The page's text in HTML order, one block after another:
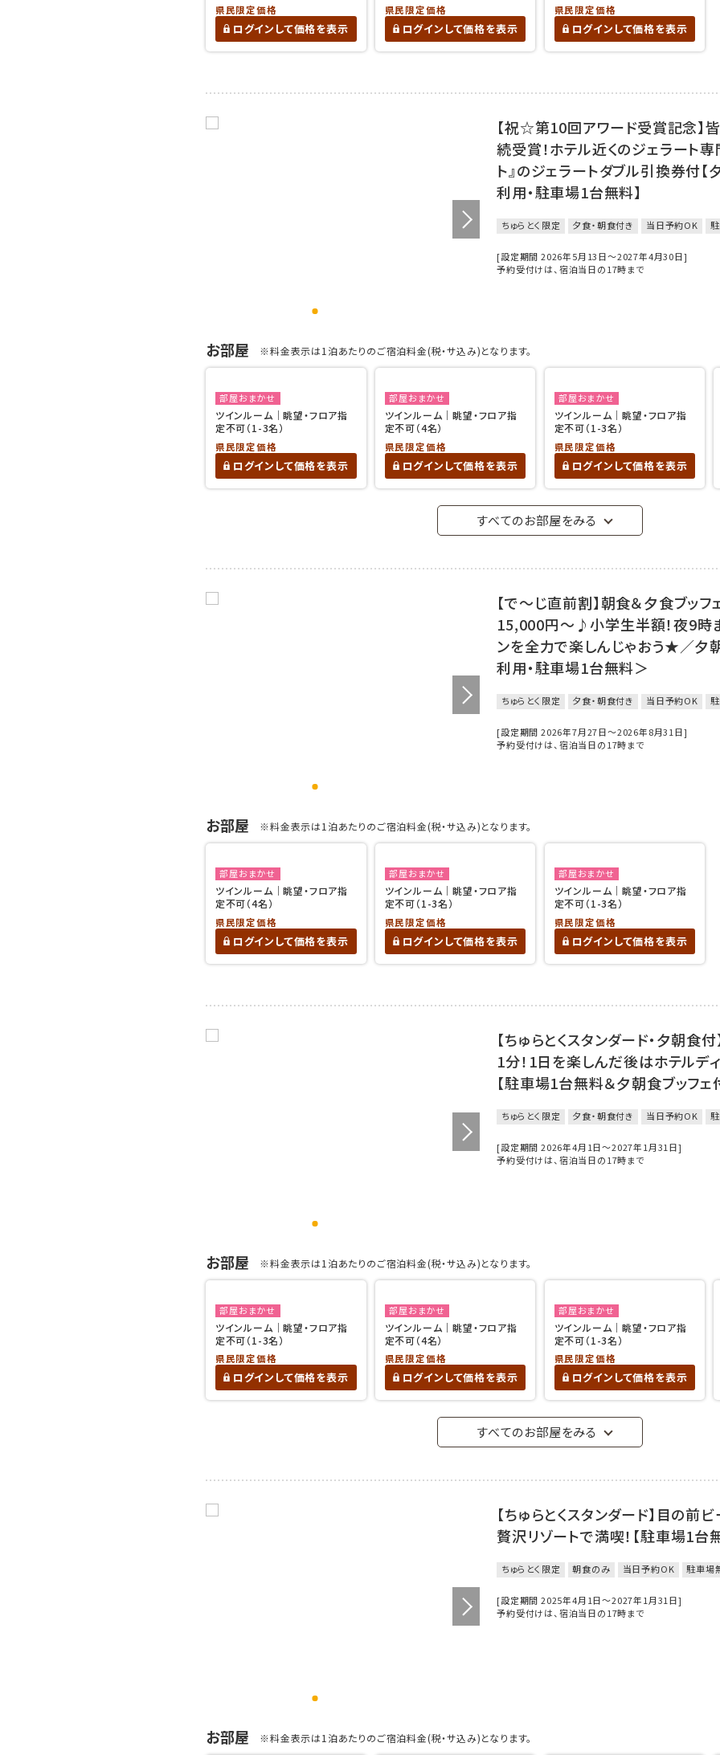
県民限定価格
ログインして価格を表示
県民限定価格
ログインして価格を表示
県民限定価格
ログインして価格を表示
【祝☆第10回アワード受賞記念】
続受賞！ホテル近くのジェラート
ト』のジェラートダブル引換券付
利用・駐車場1台無料】
ちゅらとく限定 夕食・朝食付き 当日予約OK
[設定期間 2026年5月13日～2027年4月30日]
予約受付けは、宿泊当日の17時まで
お部屋 ※料金表示は1泊あたりのご宿泊料金(税・サ込み)となります。
部屋おまかせ
ツインルーム｜眺望・フロア指
定不可（1-3名）
県民限定価格
ログインして価格を表示
部屋おまかせ
ツインルーム｜眺望・フロア指
定不可（4名）
県民限定価格
ログインして価格を表示
部屋おまかせ
ツインルーム｜眺望・フロア指
定不可（1-3名）
県民限定価格
ログインして価格を表示
すべてのお部屋をみる
【で～じ直前割】朝食＆夕食ブッ
15,000円～♪小学生半額！夜9
ンを全力で楽しんじゃおう★／夕
利用・駐車場1台無料＞
ちゅらとく限定 夕食・朝食付き 当日予約OK
[設定期間 2026年7月27日～2026年8月31日]
予約受付けは、宿泊当日の17時まで
お部屋 ※料金表示は1泊あたりのご宿泊料金(税・サ込み)となります。
部屋おまかせ
ツインルーム｜眺望・フロア指
定不可（4名）
県民限定価格
ログインして価格を表示
部屋おまかせ
ツインルーム｜眺望・フロア指
定不可（1-3名）
県民限定価格
ログインして価格を表示
部屋おまかせ
ツインルーム｜眺望・フロア指
定不可（1-3名）
県民限定価格
ログインして価格を表示
【ちゅらとくスタンダード・夕朝食
1分！1日を楽しんだ後はホテルデ
【駐車場1台無料＆夕朝食ブッフェ
ちゅらとく限定 夕食・朝食付き 当日予約OK
[設定期間 2026年4月1日～2027年1月31日]
予約受付けは、宿泊当日の17時まで
お部屋 ※料金表示は1泊あたりのご宿泊料金(税・サ込み)となります。
部屋おまかせ
ツインルーム｜眺望・フロア指
定不可（1-3名）
県民限定価格
ログインして価格を表示
部屋おまかせ
ツインルーム｜眺望・フロア指
定不可（4名）
県民限定価格
ログインして価格を表示
部屋おまかせ
ツインルーム｜眺望・フロア指
定不可（1-3名）
県民限定価格
ログインして価格を表示
すべてのお部屋をみる
【ちゅらとくスタンダード】目の前
贅沢リゾートで満喫！【駐車場1台
ちゅらとく限定 朝食のみ 当日予約OK 駐車場
[設定期間 2025年4月1日～2027年1月31日]
予約受付けは、宿泊当日の17時まで
お部屋 ※料金表示は1泊あたりのご宿泊料金(税・サ込み)となります。